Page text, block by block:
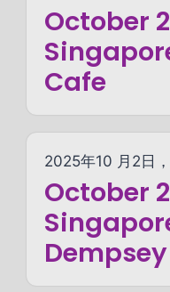
October
Cafe
2025年10 月2日
October